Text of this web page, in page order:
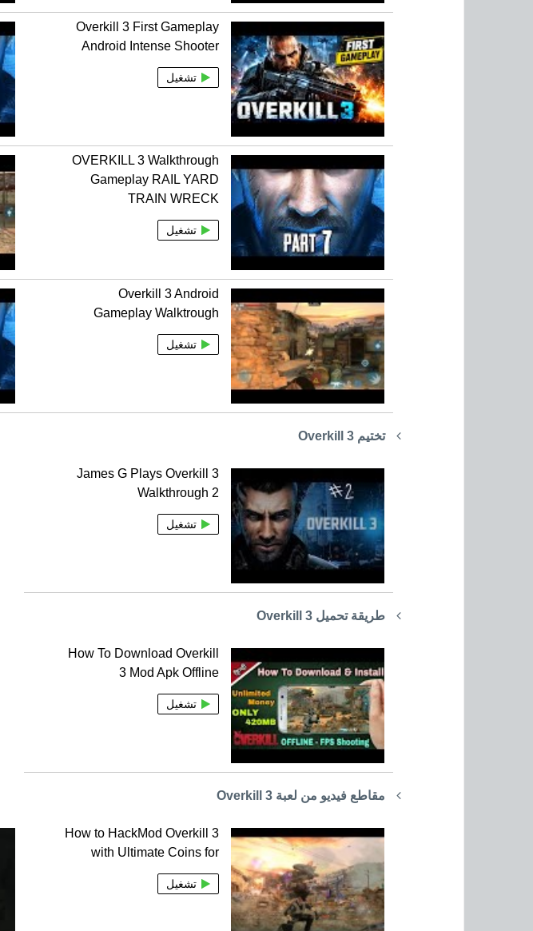
Overkill 3 First Gameplay
Android Intense Shooter
تشغيل
OVERKILL 3 Walkthrough
Gameplay RAIL YARD
TRAIN WRECK
تشغيل
Overkill 3 Android
Gameplay Walktrough
تشغيل
تختيم Overkill 3
James G Plays Overkill 3
Walkthrough 2
تشغيل
طريقة تحميل Overkill 3
How To Download Overkill
3 Mod Apk Offline
تشغيل
مقاطع فيديو من لعبة Overkill 3
How to HackMod Overkill 3
with Ultimate Coins for
تشغيل